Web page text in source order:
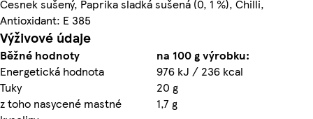
Česnek sušený, Paprika sladká sušená (0, 1 %), Chilli,
Antioxidant: E 385
Výživové údaje
Běžné hodnoty
na 100 g výrobku:
Energetická hodnota
976 kJ / 236 kcal
Tuky
20 g
z toho nasycené mastné
1,7 g